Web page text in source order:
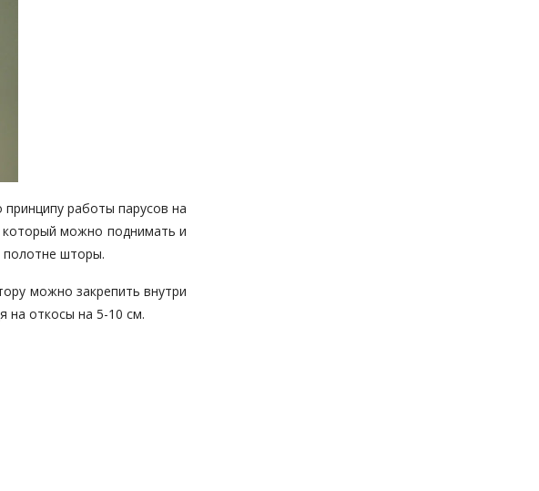
работы парусов на
который можно поднимать и
полотне шторы.
можно закрепить внутри
на откосы на 5-10 см.